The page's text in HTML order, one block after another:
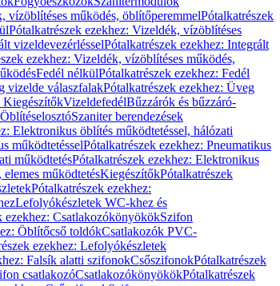
vízöblítéses működés, öblítőperemmelPótalkatrészek
Pótalkatrészek ezekhez: Vizeldék, vízöblítéses
vizeldevezérlésselPótalkatrészek ezekhez: Integrált
ezekhez: Vizeldék, vízöblítéses működés,
Fedél nélkülPótalkatrészek ezekhez: Fedél
vizelde válaszfalakPótalkatrészek ezekhez: Üveg
KiegészítőkVizeldefedélBűzzárók és bűzzáró-
ÖblítéselosztóSzaniter berendezések
Elektronikus öblítés működtetéssel, hálózati
működtetésselPótalkatrészek ezekhez: Pneumatikus
működtetésPótalkatrészek ezekhez: Elektronikus
működtetésKiegészítőkPótalkatrészek
Pótalkatrészek ezekhez:
Lefolyókészletek WC-khez és
ezekhez: CsatlakozókönyökökSzifon
Öblítőcső toldókCsatlakozók PVC-
ezekhez: Lefolyókészletek
Falsík alatti szifonokCsőszifonokPótalkatrészek
csatlakozóCsatlakozókönyökökPótalkatrészek